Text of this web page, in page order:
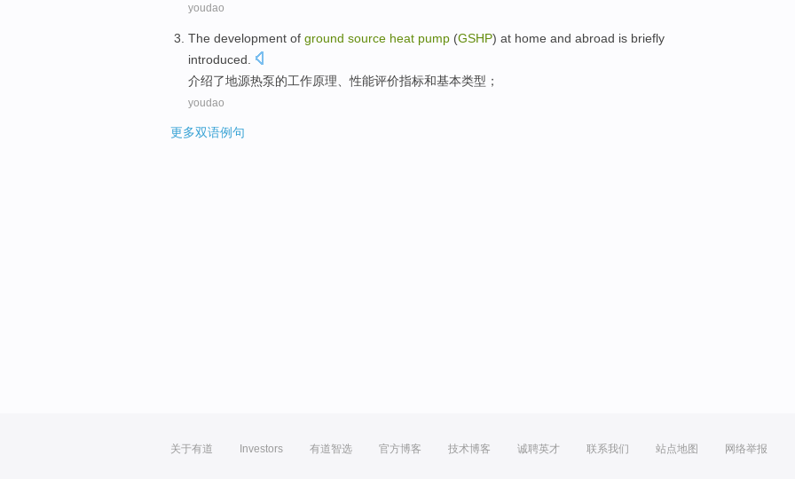
youdao
The development of ground source heat pump (GSHP) at home and abroad is briefly
introduced
介绍了地源热泵的工作原理、性能评价指标和基本类型；
youdao
更多双语例句
关于有道 Investors 有道智选 官方博客 技术博客 诚聘英才 联系我们 站点地图 网络举报